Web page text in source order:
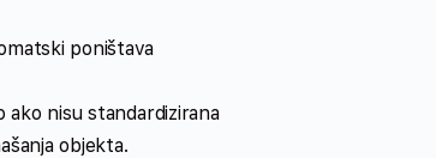
poništava
nisu standardizirana
objekta.